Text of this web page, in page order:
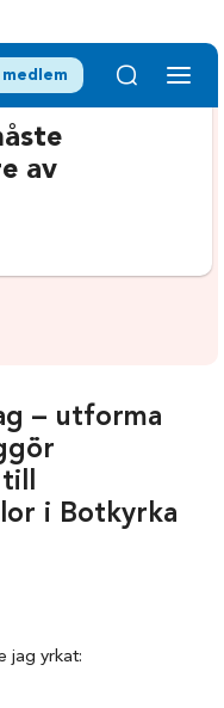
medlem
av
– utforma
till
i Botkyrka
jag yrkat: